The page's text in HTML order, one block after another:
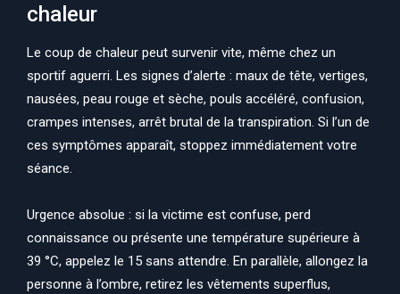
chaleur
Le coup de chaleur peut survenir vite, même chez un
sportif aguerri. Les signes d’alerte : maux de tête, vertiges,
nausées, peau rouge et sèche, pouls accéléré, confusion,
crampes intenses, arrêt brutal de la transpiration. Si l’un de
ces symptômes apparaît, stoppez immédiatement votre
séance.
Urgence absolue : si la victime est confuse, perd
connaissance ou présente une température supérieure à
39 °C, appelez le 15 sans attendre. En parallèle, allongez la
personne à l’ombre, retirez les vêtements superflus,